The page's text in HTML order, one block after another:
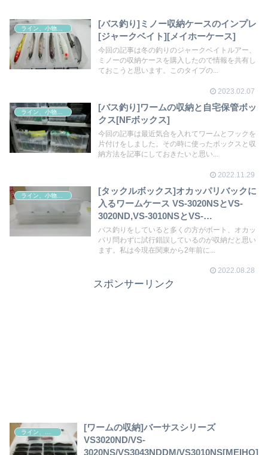
ライン、小物その他
[バス釣り]ミノー収納ケースのインプレ
[ジャークベイト][メイホーケース]
今回の記事は冬の釣りのジャークベイトルアー、
ミノーの収納ケースを購入したので情報を共有し
ておこうと思います。このタイプの...
2023.02.07
[バス釣り]ワームの収納と自宅保管ボッ
クス[NFボックス]
今回の記事は最近気合を入れてワームとフックを
片付けをしました。その時に使ったボックスと収
納方法を記事にしておきたいと思い...
2022.11.29
[タックルボックス]オカッパリバックに
入るワームケース VS-3020NSとVS-
3020ND,VS-3010NSとVS-
3010ND[MEIHO]
バス釣りをしていると多くの方がボート、オカッ
パリ問わずに試行錯誤しているのが収納だと思い
ます。私は今現在関東から2年前に...
2022.08.28
スポンサーリンク
[ワームの収納]バーサスシリーズ
VS3020ND/VS-
3020NS/VS3043NDDM/VS3010NS[MEIHO]